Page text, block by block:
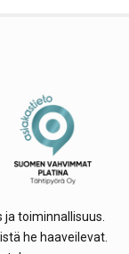
toiminnallisuus.
he haaveilevat.